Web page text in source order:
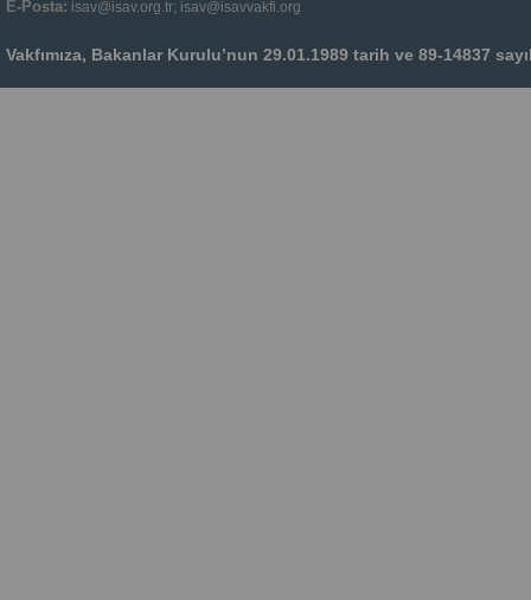
E-Posta: isav@isav.org.tr; isav@isavvakfi.org
Vakfımıza, Bakanlar Kurulu’nun 29.01.1989 tarih ve 89-14837